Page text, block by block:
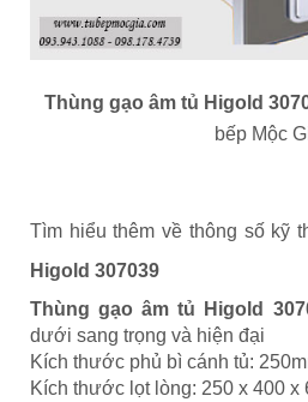
Thùng gạo âm tủ Higold
bếp Mộc
Tìm hiểu thêm về thông số kỹ
Higold 307039
Thùng gạo âm tủ Higold
dưới sang trọng và hiện đại
Kích thước phủ bì cánh tủ:
Kích thước lọt lòng: 250 x 400 x